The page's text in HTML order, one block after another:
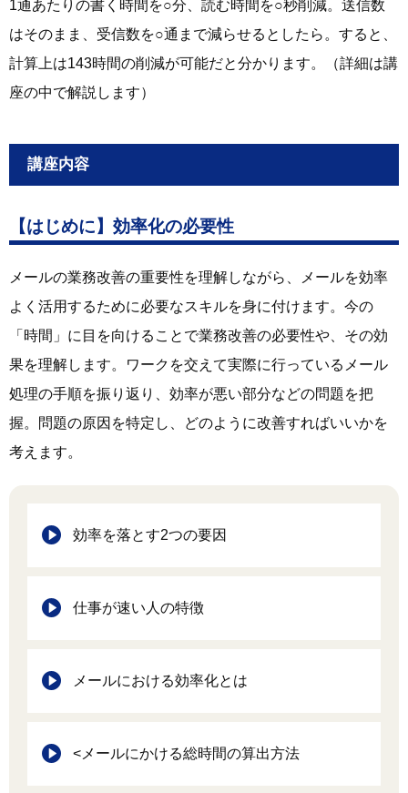
1通あたりの書く時間を○分、読む時間を○秒削減。送信数
はそのまま、受信数を○通まで減らせるとしたら。すると、
計算上は143時間の削減が可能だと分かります。（詳細は講
座の中で解説します）
講座内容
【はじめに】効率化の必要性
メールの業務改善の重要性を理解しながら、メールを効率
よく活用するために必要なスキルを身に付けます。今の
「時間」に目を向けることで業務改善の必要性や、その効
果を理解します。ワークを交えて実際に行っているメール
処理の手順を振り返り、効率が悪い部分などの問題を把
握。問題の原因を特定し、どのように改善すればいいかを
考えます。
効率を落とす2つの要因
仕事が速い人の特徴
メールにおける効率化とは
<メールにかける総時間の算出方法